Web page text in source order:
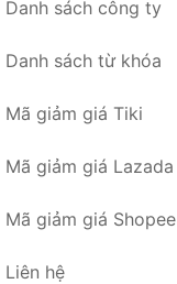
Danh sách công ty
Danh sách từ khóa
Mã giảm giá Tiki
Mã giảm giá Lazada
Mã giảm giá Shopee
Liên hệ